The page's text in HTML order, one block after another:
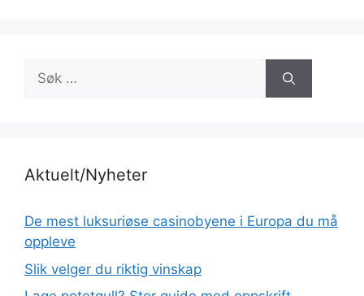
Søk
etter:
Aktuelt/Nyheter
De mest luksuriøse casinobyene i Europa du må
oppleve
Slik velger du riktig vinskap